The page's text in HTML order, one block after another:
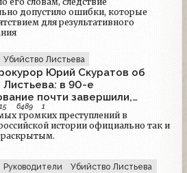
допустило ошибки, которые
для результативного
Убийство Листьева
Юрий Скуратов об
Листьева: в 90-е
почти завершили,
покровители из Кремля
6489 1
громких преступлений в
истории официально так и
Руководители Убийство Листьева